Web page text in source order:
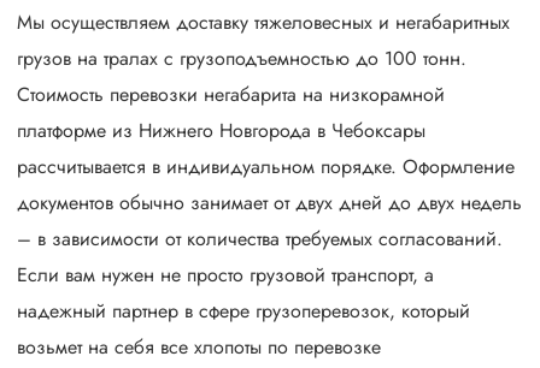
Мы осуществляем доставку тяжеловесных и негабаритных
грузов на тралах с грузоподъемностью до 100 тонн.
Стоимость перевозки негабарита на низкорамной
платформе из Нижнего Новгорода в Чебоксары
рассчитывается в индивидуальном порядке. Оформление
документов обычно занимает от двух дней до двух недель
– в зависимости от количества требуемых согласований.
Если вам нужен не просто грузовой транспорт, а
надежный партнер в сфере грузоперевозок, который
возьмет на себя все хлопоты по перевозке